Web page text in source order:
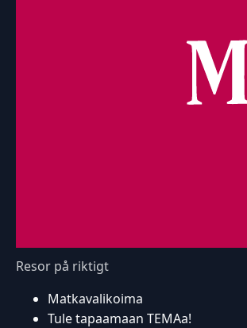
Resor på riktigt
Matkavalikoima
Tule tapaamaan TEMAa!